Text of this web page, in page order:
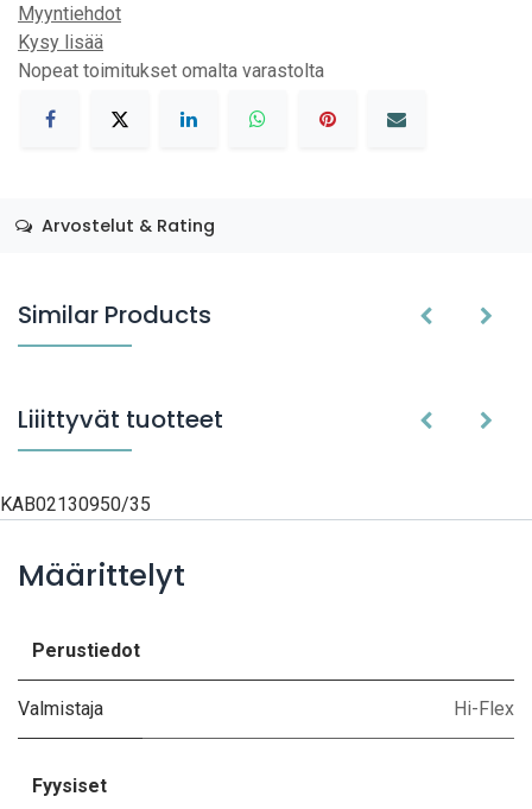
Myyntiehdot
Kysy lisää
Nopeat toimitukset omalta varastolta
Arvostelut & Rating
Similar Products
Liiittyvät tuotteet
KAB02130950/35
Määrittelyt
Perustiedot
Valmistaja Hi-Flex
Fyysiset